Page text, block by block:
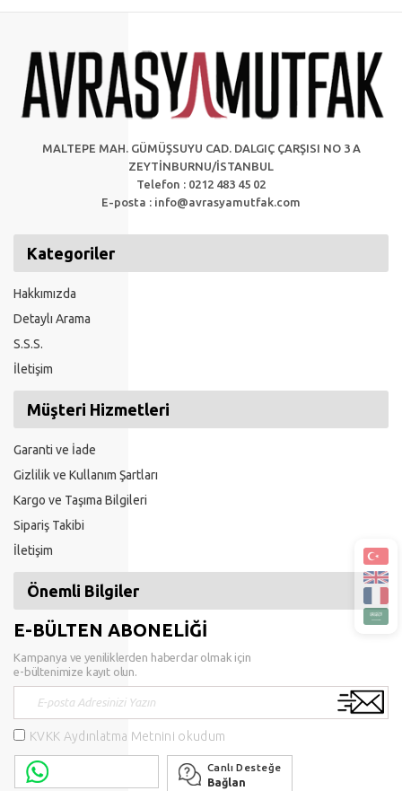
MALTEPE MAH. GÜMÜŞSUYU CAD. DALGIÇ ÇARŞISI NO 3 A
ZEYTİNBURNU/İSTANBUL
Telefon : 0212 483 45 02
E-posta : info@avrasyamutfak.com
Kategoriler
Hakkımızda
Detaylı Arama
S.S.S.
İletişim
Müşteri Hizmetleri
Garanti ve İade
Gizlilik ve Kullanım Şartları
Kargo ve Taşıma Bilgileri
Sipariş Takibi
İletişim
Önemli Bilgiler
E-BÜLTEN ABONELİĞİ
Kampanya ve yeniliklerden haberdar olmak için
e-bültenimize kayıt olun.
KVKK Aydınlatma Metnini okudum
Canlı Desteğe
Bağlan